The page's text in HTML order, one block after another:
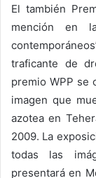
El también
mención en
traficante de
premio WPP se
imagen que
azotea en
2009. La
todas las
presentará en